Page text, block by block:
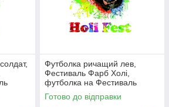
Футболка ричащий лев,
Фестиваль Фарб Холі,
футболка на Фестиваль
Фарб, Рекомендується на
Holi Fest!
Готово до відправки